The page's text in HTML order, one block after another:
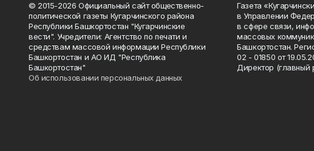
© 2015-2026 Официальный сайт общественно-
политической газеты Кугарчинского района
Республики Башкортостан "Кугарчинские
вести". Учредители: Агентство по печати и
средствам массовой информации Республики
Башкортостан и АО ИД "Республика
Башкортостан"
Об использовании персональных данных
Газета
в Управлении
в сфере связи,
массовых
Башкортостан.
02 - 01850 от
Директор (главный